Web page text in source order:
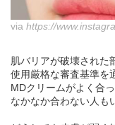
via https://
肌バリアが破壊された
使用厳格な審査基準を
MDクリームがよく合
なかなか合わない人も